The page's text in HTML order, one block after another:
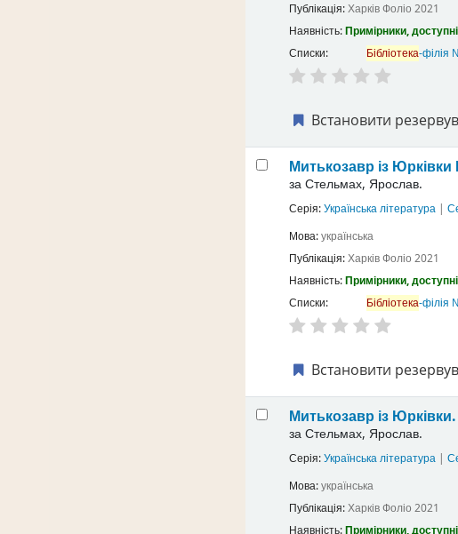
Публікація:ХарківФоліо 2021
Наявність:Примірники,
Списки:
Бібліотека-філія
Встановити
Митькозавр із Юрківки
заСтельмах, Ярослав.
Серія:Українська література|
Мова:українська
Публікація:ХарківФоліо 2021
Наявність:Примірники,
Списки:
Бібліотека-філія
Встановити
Митькозавр із Юрківки.
заСтельмах, Ярослав.
Серія:Українська література|
Мова:українська
Публікація:ХарківФоліо 2021
Наявність:Примірники,